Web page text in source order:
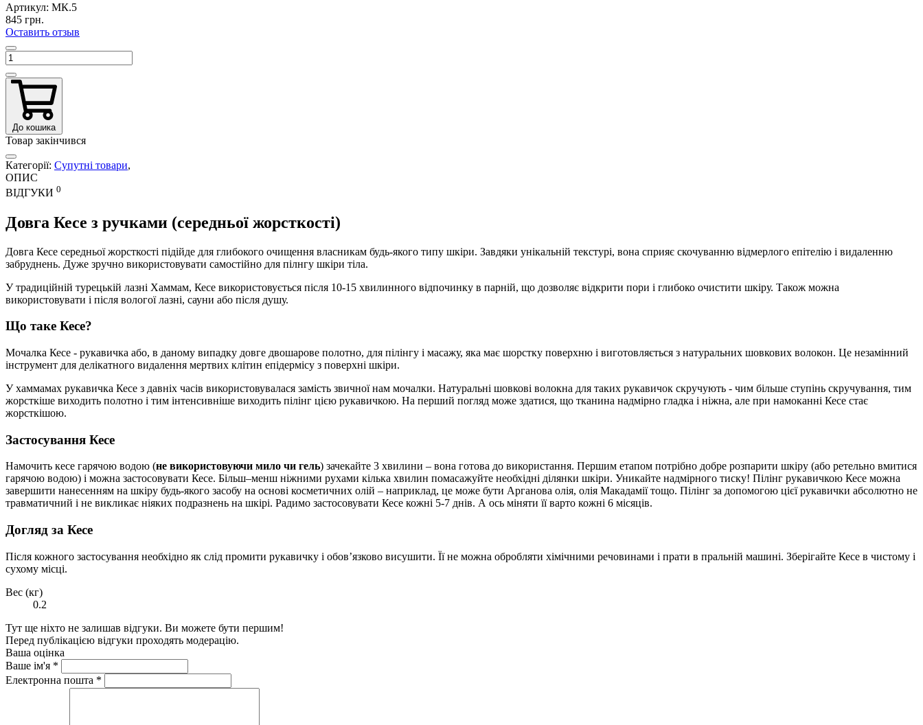
Артикул: МК.5
845 грн.
Оставить отзыв
До кошика
Товар закінчився
Категорії: Супутні товари,
ОПИС
ВІДГУКИ 0
Довга Кесе з ручками (середньої жорсткості)
Довга Кесе середньої жорсткості підійде для глибокого очищення власникам будь-якого типу шкіри. Завдяки унікальній текстурі, вона сприяє скочуванню відмерлого епітелію і видаленню
забруднень. Дуже зручно використовувати самостійно для пілнгу шкіри тіла.
У традиційній турецькій лазні Хаммам, Кесе використовується після 10-15 хвилинного відпочинку в парній, що дозволяє відкрити пори і глибоко очистити шкіру. Також можна
використовувати і після вологої лазні, сауни або після душу.
Що таке Кесе?
Мочалка Кесе - рукавичка або, в даному випадку довге двошарове полотно, для пілінгу і масажу, яка має шорстку поверхню і виготовляється з натуральних шовкових волокон. Це незамінний
інструмент для делікатного видалення мертвих клітин епідермісу з поверхні шкіри.
У хаммамах рукавичка Кесе з давніх часів використовувалася замість звичної нам мочалки. Натуральні шовкові волокна для таких рукавичок скручують - чим більше ступінь скручування, тим
жорсткіше виходить полотно і тим інтенсивніше виходить пілінг цією рукавичкою. На перший погляд може здатися, що тканина надмірно гладка і ніжна, але при намоканні Кесе стає
жорсткішою.
Застосування Кесе
Намочить кесе гарячою водою (не використовуючи мило чи гель) зачекайте 3 хвилини – вона готова до використання. Першим етапом потрібно добре розпарити шкіру (або ретельно вмитися
гарячою водою) і можна застосовувати Кесе. Більш–менш ніжними рухами кілька хвилин помасажуйте необхідні ділянки шкіри. Уникайте надмірного тиску! Пілінг рукавичкою Кесе можна
завершити нанесенням на шкіру будь-якого засобу на основі косметичних олій – наприклад, це може бути Арганова олія, олія Макадамії тощо. Пілінг за допомогою цієї рукавички абсолютно не
травматичний і не викликає ніяких подразнень на шкірі. Радимо застосовувати Кесе кожні 5-7 днів. А ось міняти її варто кожні 6 місяців.
Догляд за Кесе
Після кожного застосування необхідно як слід промити рукавичку і обов’язково висушити. Її не можна обробляти хімічними речовинами і прати в пральній машині. Зберігайте Кесе в чистому і
сухому місці.
Вес (кг)
0.2
Тут ще ніхто не залишав відгуки. Ви можете бути першим!
Перед публікацією відгуки проходять модерацію.
Ваша оцінка
Ваше ім'я *
Електронна пошта *